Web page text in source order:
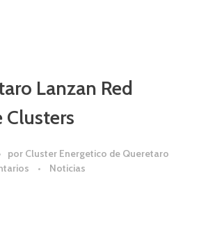
Lanzan Red
Clusters
por Cluster Energetico de Queretaro
Noticias